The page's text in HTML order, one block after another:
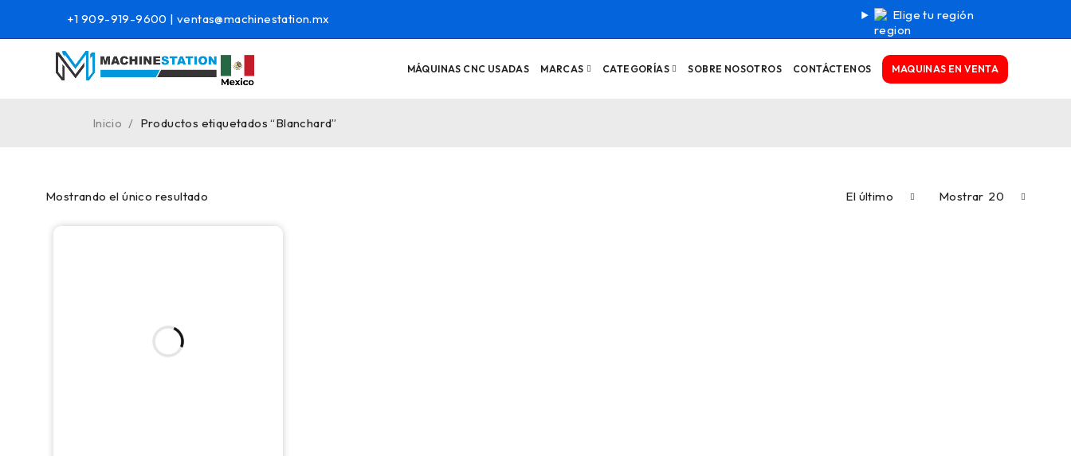
Elige tu región
+1 909-919-9600 | ventas@machinestation.mx
MÁQUINAS CNC USADAS MARCAS CATEGORÍAS SOBRE NOSOTROS CONTÁCTENOS MAQUINAS EN VENTA
Inicio / Productos etiquetados “Blanchard”
Mostrando el único resultado El último Mostrar 20